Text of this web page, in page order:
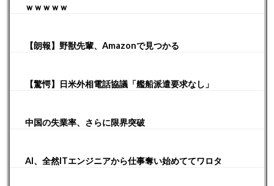
ｗｗｗｗｗ
【朗報】野獣先輩、Amazonで見つかる
【驚愕】日米外相電話協議「艦船派遣要求なし」
中国の失業率、さらに限界突破
AI、全然ITエンジニアから仕事奪い始めててワロタ